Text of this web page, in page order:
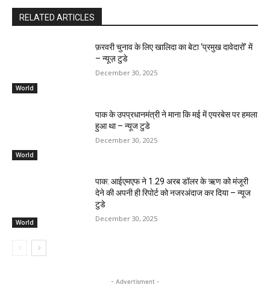
RELATED ARTICLES
World
फ़रवरी चुनाव के लिए खालिदा का बेटा ‘प्रमुख दावेदारों’ में
– न्यूज़ टुडे
December 30, 2025
World
पाक के उपप्रधानमंत्री ने माना कि मई में एयरबेस पर हमला
हुआ था – न्यूज टुडे
December 30, 2025
World
पाक: आईएमएफ ने 1.29 अरब डॉलर के ऋण को मंजूरी
देने की अपनी ही रिपोर्ट को नजरअंदाज कर दिया – न्यूज
टुडे
December 30, 2025
- Advertisment -